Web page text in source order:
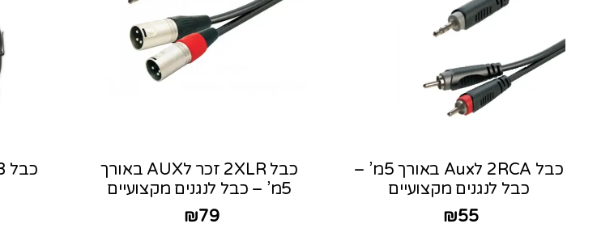
כבל 2RCA לAux באורך 5מ’ –
כבל לנגנים מקצועיים
₪55
כבל 2XLR זכר לAUX באורך
5מ’ – כבל לנגנים מקצועיים
₪79